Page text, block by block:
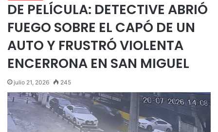
DE PELÍCULA: DETECTIVE ABRIÓ
FUEGO SOBRE EL CAPÓ DE UN
AUTO Y FRUSTRÓ VIOLENTA
ENCERRONA EN SAN MIGUEL
julio 21, 2026 245